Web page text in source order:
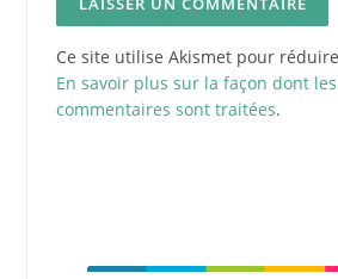
Ce site utilise Akismet pour
En savoir plus sur la façon dont
commentaires sont traitées.